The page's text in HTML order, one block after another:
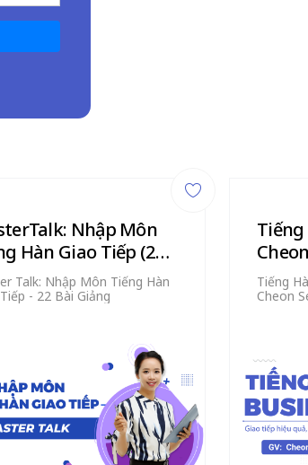
Nhập Môn
Hàn Giao Tiếp (22
Talk: Nhập Môn Tiếng Hàn
- 22 Bài Giảng
Tiếng
Giảng
Tiếng
Cheon